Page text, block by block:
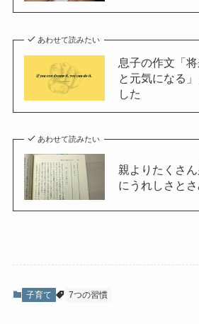
あわせて読みたい
息子の作文「
と元気になる
した
あわせて読みたい
親よりたくさ
にうれしさと
子育て 7つの習慣